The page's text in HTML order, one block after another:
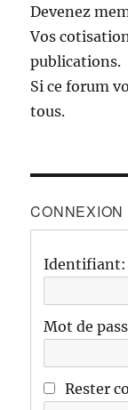
Devenez
Vos
publications.
Si ce forum
tous.
CONNEXION
Identifiant:
Mot de
Rester